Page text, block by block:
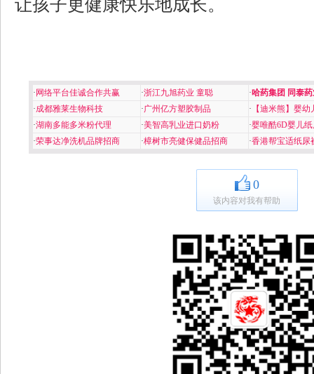
让孩子更健康快乐地成长。
· 网络平台佳诚合作共赢 ·浙江九旭药业 童聪 ·哈药集团 同泰
·成都雅莱生物科技 ·广州亿方塑胶制品 · 【迪米熊】婴幼
·湖南多能多米粉代理 ·美智高乳业进口奶粉 ·婴唯酷6D婴儿
·荣事达净洗机品牌招商 ·樟树市亮健保健品招商 ·香港帮宝适纸尿
0
该内容对我有帮助